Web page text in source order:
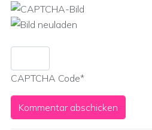
CAPTCHA Code*